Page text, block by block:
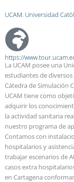
UCAM. Universidad
https://
La UCAM posee una
estudiantes de diversos
Cátedra de Simulación
UCAM tiene como
adquirir los
la actividad sanitaria
nuestro programa de
Contamos con
hospitalarios y
trabajar escenarios de
casos extra
en Cartagena